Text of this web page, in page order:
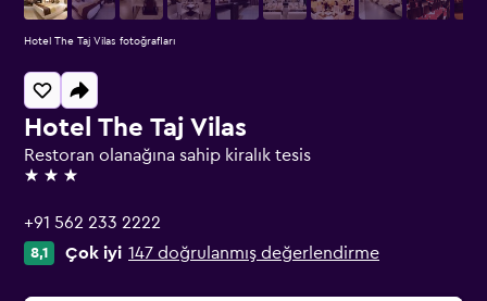
Hotel The Taj Vilas
Restoran olanağına sahip kiralık tesis
3 yıldız
+91 562 233 2222
8,1 Çok iyi 147 doğrulanmış değerlendirme
Hotel The Taj Vilas fotoğrafları